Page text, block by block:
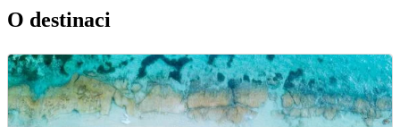
O destinaci